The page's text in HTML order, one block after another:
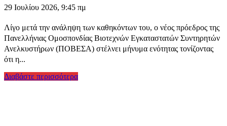
29 Ιουλίου 2026, 9:45 πμ
Λίγο μετά την ανάληψη των καθηκόντων του, ο νέος πρόεδρος της
Πανελλήνιας Ομοσπονδίας Βιοτεχνών Εγκαταστατών Συντηρητών
Ανελκυστήρων (ΠΟΒΕΣΑ) στέλνει μήνυμα ενότητας τονίζοντας
ότι η...
Διαβάστε περισσότερα